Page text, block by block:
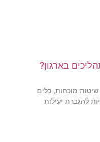
בארגון?
מוכחות, כלים
יעילות